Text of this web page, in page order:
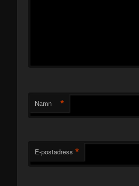
Namn *
E-postadress *